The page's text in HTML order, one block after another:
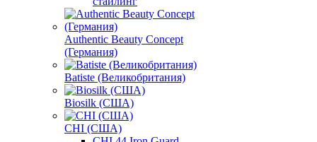
Authentic Beauty Concept
(Германия)
Batiste (Великобритания)
Biosilk (США)
CHI (США)